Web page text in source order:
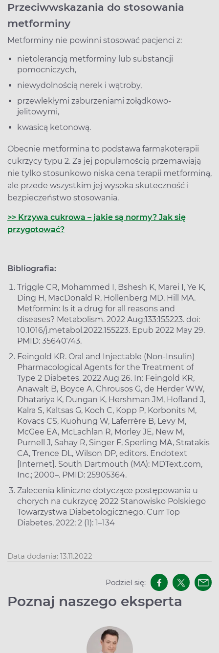
Przeciwwskazania do stosowania
metforminy
Metforminy nie powinni stosować pacjenci z:
nietolerancją metforminy lub substancji
pomocniczych,
niewydolnością nerek i wątroby,
przewlekłymi zaburzeniami żołądkowo-
jelitowymi,
kwasicą ketonową.
Obecnie metformina to podstawa farmakoterapii
cukrzycy typu 2. Za jej popularnością przemawiają
nie tylko stosunkowo niska cena terapii metforminą,
ale przede wszystkim jej wysoka skuteczność i
bezpieczeństwo stosowania.
>> Krzywa cukrowa – jakie są normy? Jak się
przygotować?
Bibliografia:
Triggle CR, Mohammed I, Bshesh K, Marei I, Ye K,
Ding H, MacDonald R, Hollenberg MD, Hill MA.
Metformin: Is it a drug for all reasons and
diseases? Metabolism. 2022 Aug;133:155223. doi:
10.1016/j.metabol.2022.155223. Epub 2022 May 29.
PMID: 35640743.
Feingold KR. Oral and Injectable (Non-Insulin)
Pharmacological Agents for the Treatment of
Type 2 Diabetes. 2022 Aug 26. In: Feingold KR,
Anawalt B, Boyce A, Chrousos G, de Herder WW,
Dhatariya K, Dungan K, Hershman JM, Hofland J,
Kalra S, Kaltsas G, Koch C, Kopp P, Korbonits M,
Kovacs CS, Kuohung W, Laferrère B, Levy M,
McGee EA, McLachlan R, Morley JE, New M,
Purnell J, Sahay R, Singer F, Sperling MA, Stratakis
CA, Trence DL, Wilson DP, editors. Endotext
[Internet]. South Dartmouth (MA): MDText.com,
Inc.; 2000–. PMID: 25905364.
Zalecenia kliniczne dotyczące postępowania u
chorych na cukrzycę 2022 Stanowisko Polskiego
Towarzystwa Diabetologicznego. Curr Top
Diabetes, 2022; 2 (1): 1–134
Data dodania: 13.11.2022
Podziel się:
Poznaj naszego eksperta